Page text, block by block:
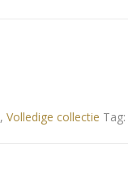
, Volledige collectie Tag: